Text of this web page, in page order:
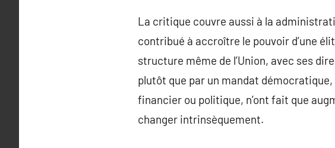
La critique couvre aussi à la
contribué à accroître le pouvoir d’une
structure même de l’Union, avec ses
plutôt que par un mandat
financier ou politique, n’ont fait que
changer intrinsèquement.